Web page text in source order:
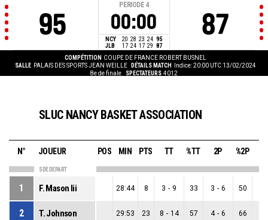
95
PERIODE 4
00:00
NCY 20 28 23 24 95
JLB
17 24 17 29 87
87
COMPÉTITION COUPE DE FRANCE ROBERT BUSNEL
SALLE PALAIS DES SPORTS JEAN WEILLE DÉTAILS MATCH
Indice: 20:00 UTC 13/02/2024
8e de finale
SPECTATEURS 4012
SLUC NANCY BASKET ASSOCIATION
N° JOUEUR POS MIN PTS TT %TT 2P %2P
5 DE DEPART
1 F. Mason Iii 28:44 8 3 - 9 33 3 - 6 50
2 T. Johnson 29:53 23 8 - 14 57 4 - 6 66